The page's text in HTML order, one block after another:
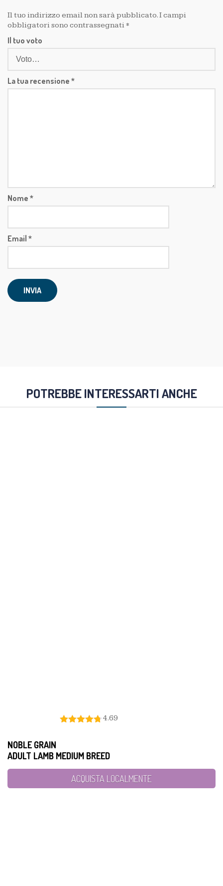
Il tuo indirizzo email non sarà pubblicato.I campi
obbligatori sono contrassegnati*
Il tuo voto
La tua recensione *
Nome *
Email *
POTREBBE INTERESSARTI ANCHE
4.69
NOBLE GRAIN
ADULT LAMB MEDIUM BREED
ACQUISTA LOCALMENTE